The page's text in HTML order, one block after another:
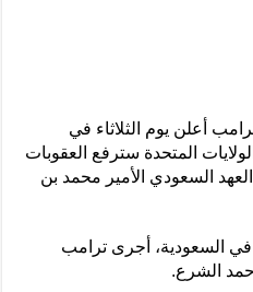
أعلن يوم الثلاثاء في
المتحدة سترفع العقوبات
السعودي الأمير محمد بن
في السعودية، أجرى ترامب
الشرع.